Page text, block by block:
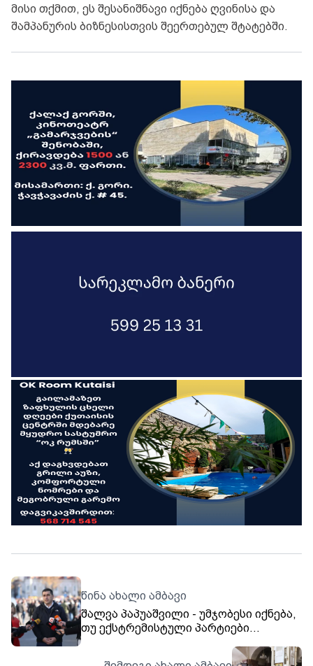
მისი თქმით, ეს შესანიშნავი იქნება ღვინისა და
შამპანურის ბიზნესისთვის შეერთებულ შტატებში.
წინა ახალი ამბავი
შალვა პაპუაშვილი - უმჯობესი იქნება,
თუ ექსტრემისტული პარტიები